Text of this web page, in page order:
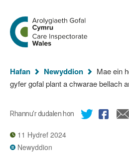
Chwiliad
allweddeiriau
cyflawn
Chwilio
Ewch
i
hafan
Arolygiaeth
Cymru
Rydych
chi
Hafan Newyddion
Mae ein
gyfer gofal plant a chwarae bellach
Rhannu’r dudalen hon
11 Hydref 2024
Newyddion